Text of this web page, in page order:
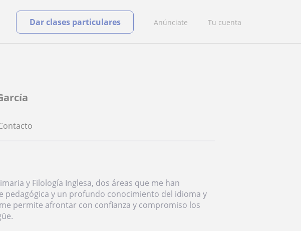
Anúnciate Tu cuenta
Dar clases particulares
y Filología Inglesa, dos áreas que me han
pedagógica y un profundo conocimiento del idioma y
permite afrontar con confianza y compromiso los